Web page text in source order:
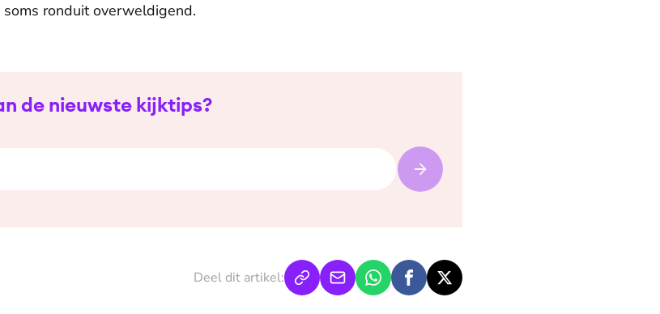
ronduit overweldigend.
de nieuwste kijktips?
Deel dit artikel: